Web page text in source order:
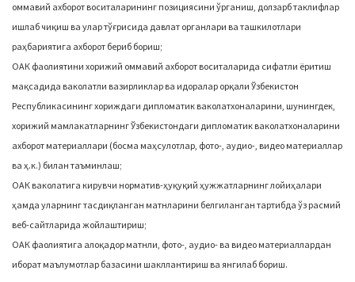
оммавий ахборот воситаларининг позициясини ўрганиш, долзарб таклифлар
ишлаб чиқиш ва улар тўғрисида давлат органлари ва ташкилотлари
раҳбариятига ахборот бериб бориш;
ОАК фаолиятини хорижий оммавий ахборот воситаларида сифатли ёритиш
мақсадида ваколатли вазирликлар ва идоралар орқали Ўзбекистон
Республикасининг хориждаги дипломатик ваколатхоналарини, шунингдек,
хорижий мамлакатларнинг Ўзбекистондаги дипломатик ваколатхоналарини
ахборот материаллари (босма маҳсулотлар, фото-, аудио-, видео материаллар
ва ҳ.к.) билан таъминлаш;
ОАК ваколатига кирувчи норматив-ҳуқуқий ҳужжатларнинг лойиҳалари
ҳамда уларнинг тасдиқланган матнларини белгиланган тартибда ўз расмий
веб-сайтларида жойлаштириш;
ОАК фаолиятига алоқадор матнли, фото-, аудио- ва видео материаллардан
иборат маълумотлар базасини шакллантириш ва янгилаб бориш.